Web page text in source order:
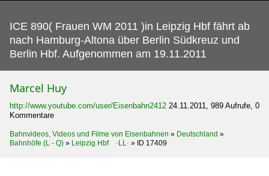
ICE 890( Frauen WM 2011 )in Leipzig Hbf fährt ab
nach Hamburg-Altona über Berlin Südkreuz und
Berlin Hbf. Aufgenommen am 19.11.2011
Marcel Huy
http://www.youtube.com/user/Eisenbahn2412 24.11.2011, 989 Aufrufe, 0
Kommentare
Bahnvideos, Videos und Filme von Eisenbahnen » Deutschland »
Bahnhöfe (L - Q) » Leipzig Hbf ·LL· » ID 17409